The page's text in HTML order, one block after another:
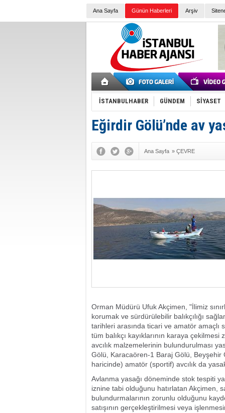
Ana Sayfa Günün Haberleri Arşiv
İSTANBULHABER GÜNDEM SİYASET
Eğirdir Gölü’nde av
Ana Sayfa » ÇEVRE
Orman Müdürü Ufuk Akçimen, "İlimiz
korumak ve sürdürülebilir balıkçılığı
tarihleri arasında ticari ve amatör amaçlı
tüm balıkçı kayıklarının karaya çekilmesi
avcılık malzemelerinin bulundurulması
Gölü, Karacaören-1 Baraj Gölü, Beyşehir
haricinde) amatör (sportif) avcılık da
Avlanma yasağı döneminde stok tespiti
iznine tabi olduğunu hatırlatan Akçimen,
bulundurmalarının zorunlu olduğunu
satışının gerçekleştirilmesi veya